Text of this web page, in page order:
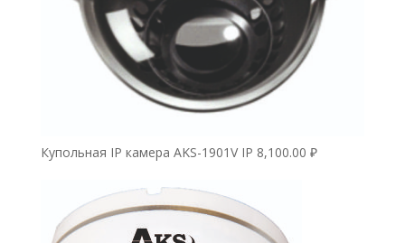
Купольная IP камера AKS-1901V IP 8,100.00 ₽